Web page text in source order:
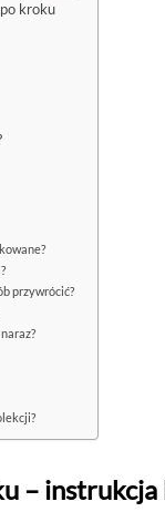
kroku
przywrócić?
–